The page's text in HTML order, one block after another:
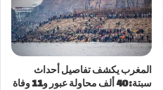
المغرب يكشف تفاصيل أحداث
سبتة: 40 ألف محاولة عبور و11 وفاة